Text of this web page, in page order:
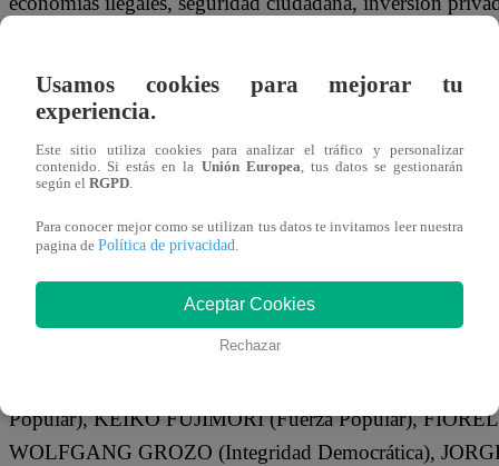
Entre los temas de mayor convergencia figuraron la
tecnología e inteligencia, el impulso a cadenas
acuicultura, el cierre de brechas en conectividad y
formalización e inversión. Los resúmenes de cada
CANDIDATOS EXPOSITORES
Los candidatos presidenciales que expusieron sus
Popular), KEIKO FUJIMORI (Fuerza Popular),
WOLFGANG GROZO (Integridad Democrática),
Usamos cookies para mejorar tu
experiencia.
Este sitio utiliza cookies para analizar el tráfico y personalizar
contenido. Si estás en la Unión Europea , tus datos se gestionarán
según el RGPD
Para conocer mejor como se utilizan tus datos te invitamos leer nuestra
pagina de Política de privacidad
Aceptar Cookies
Rechazar